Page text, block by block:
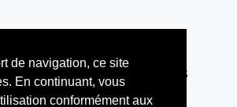
de navigation, ce site
En continuant, vous
conformément aux
Nous vous répondons